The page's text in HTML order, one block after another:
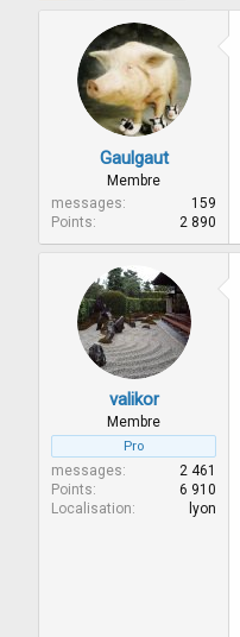
Gaulgaut
Membre
messages
159
Points
2 890
valikor
Membre
Pro
messages
2 461
Points
6 910
Localisation
lyon